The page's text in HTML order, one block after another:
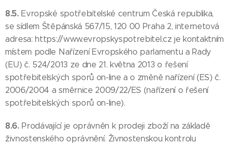
8.5.Evropské spotřebitelské centrum Česká republika,
se sídlem Štěpánská 567/15, 120 00 Praha 2, internetová
adresa: https://www.evropskyspotrebitel.cz je kontaktním
místem podle Nařízení Evropského parlamentu a Rady
(EU) č. 524/2013 ze dne 21. května 2013 o řešení
spotřebitelských sporů on-line a o změně nařízení (ES) č.
2006/2004 a směrnice 2009/22/ES (nařízení o řešení
spotřebitelských sporů on-line).
8.6.Prodávající je oprávněn k prodeji zboží na základě
živnostenského oprávnění. Živnostenskou kontrolu